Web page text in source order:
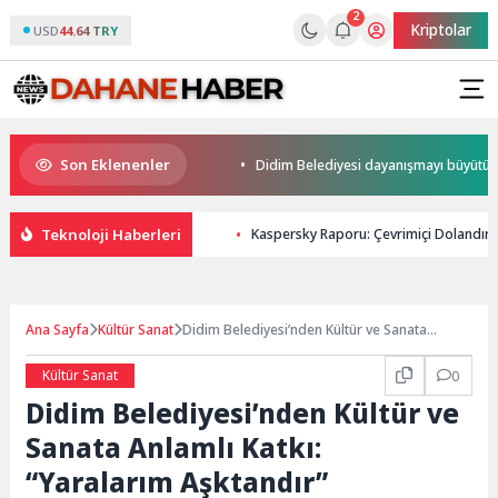
USD44.64 TRY
2
Kriptolar
Son Eklenenler
kupalar sahiplerini buldu Didim Belediyesi dayanışmayı büyütüyor
Teknoloji Haberleri Kaspersky Raporu: Çevrimiçi
Ana Sayfa Kültür Sanat Didim Belediyesi’nden Kültür ve Sanata
Kültür Sanat 0
Didim Belediyesi’nden Kültür ve
Sanata Anlamlı Katkı:
“Yaralarım Aşktandır”